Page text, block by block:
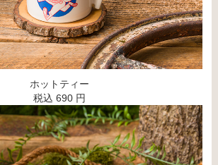
ホットティー
税込 690 円